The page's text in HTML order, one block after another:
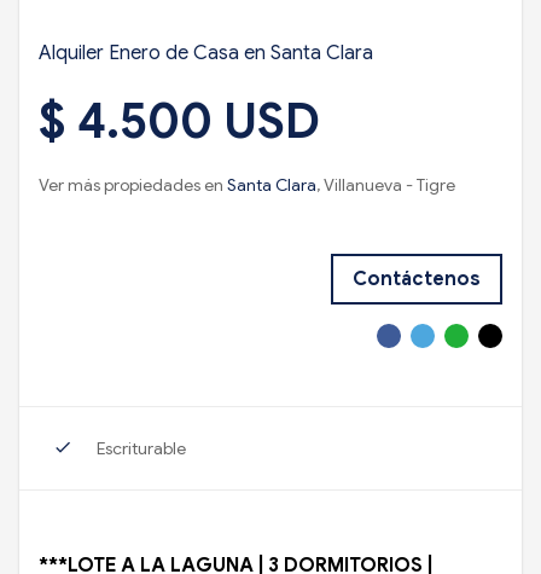
Alquiler Enero de Casa en Santa Clara
$ 4.500 USD
Ver más propiedades en Santa Clara, Villanueva - Tigre
Contáctenos
check Escriturable
***LOTE A LA LAGUNA | 3 DORMITORIOS |